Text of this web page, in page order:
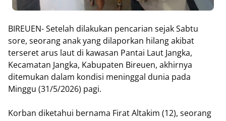
BIREUEN- Setelah dilakukan pencarian sejak Sabtu
sore, seorang anak yang dilaporkan hilang akibat
terseret arus laut di kawasan Pantai Laut Jangka,
Kecamatan Jangka, Kabupaten Bireuen, akhirnya
ditemukan dalam kondisi meninggal dunia pada
Minggu (31/5/2026) pagi.
Korban diketahui bernama Firat Altakim (12), seorang